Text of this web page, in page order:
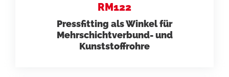
RM122
Pressfitting als Winkel für
Mehrschichtverbund- und
Kunststoffrohre